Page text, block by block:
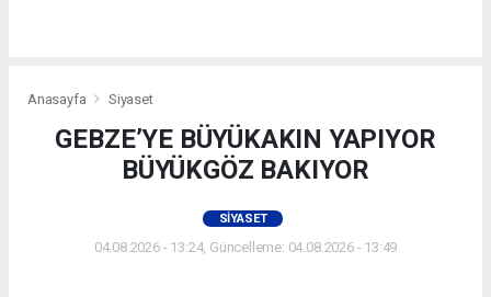
Anasayfa Siyaset
GEBZE’YE BÜYÜKAKIN YAPIYOR
BÜYÜKGÖZ BAKIYOR
SIYASET
04.08.2026 - 13:24, Güncelleme: 04.08.2026 - 13:49